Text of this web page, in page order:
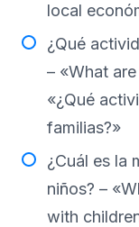
local
¿Qué
– «What
«¿Qué
familias?»
¿Cuál es la
niños? –
with